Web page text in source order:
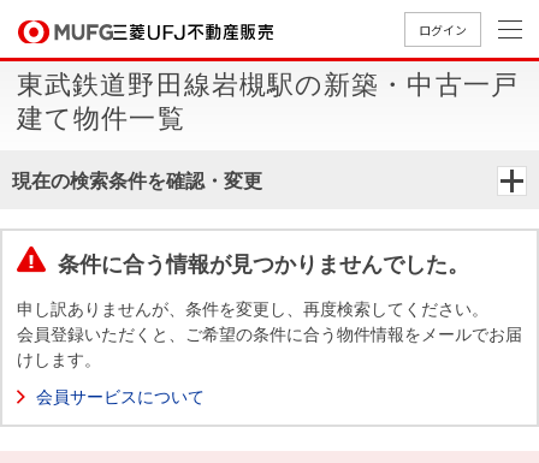
ログイン
買いたいTOP
中古
マン
築・
売りたいTOP
無
料
却
店舗案内TOP
店舗のご
案内（首
案内（名
案内（関
会社情報TOP
ごあいさ
つ
要
Way
採用情報TOP
新卒採用
情報
採用情報
買いたい
売りたい
店舗案内
会社情報
採用情報
東武鉄道野田線岩槻駅の新築・中古一戸
建て物件一覧
現在の検索条件を確認・変更
条件に合う情報が見つかりませんでした。
申し訳ありませんが、条件を変更し、再度検索してください。
会員登録いただくと、ご希望の条件に合う物件情報をメールでお届
けします。
会員サービスについて